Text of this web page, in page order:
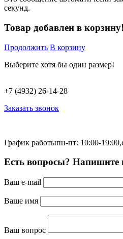
секунд.
Товар добавлен в корзину!
Продолжить В корзину
Выберите хотя бы один размер!
+7 (4932) 26-14-28
Заказать звонок
График работыпн-пт: 10:00-19:00,
Есть вопросы? Напишите
Ваш e-mail
Ваше имя
Ваш вопрос